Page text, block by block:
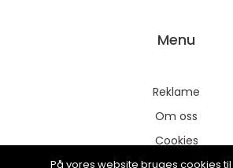
Menu
Reklame
Om oss
Cookies
På vores website bruges cookies